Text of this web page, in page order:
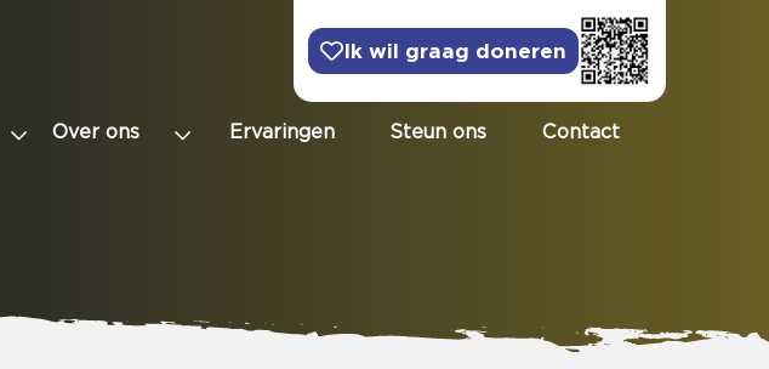
Ik wil graag doneren
Over ons Ervaringen Steun ons Contact